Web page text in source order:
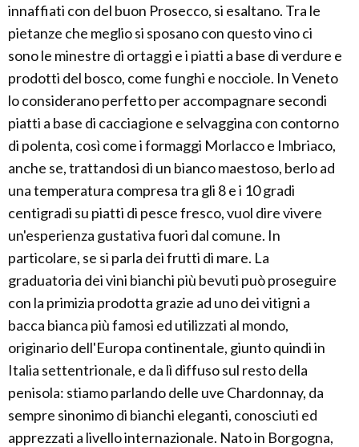
innaffiati con del buon Prosecco, si esaltano. Tra le
pietanze che meglio si sposano con questo vino ci
sono le minestre di ortaggi e i piatti a base di verdure e
prodotti del bosco, come funghi e nocciole. In Veneto
lo considerano perfetto per accompagnare secondi
piatti a base di cacciagione e selvaggina con contorno
di polenta, così come i formaggi Morlacco e Imbriaco,
anche se, trattandosi di un bianco maestoso, berlo ad
una temperatura compresa tra gli 8 e i 10 gradi
centigradi su piatti di pesce fresco, vuol dire vivere
un'esperienza gustativa fuori dal comune. In
particolare, se si parla dei frutti di mare. La
graduatoria dei vini bianchi più bevuti può proseguire
con la primizia prodotta grazie ad uno dei vitigni a
bacca bianca più famosi ed utilizzati al mondo,
originario dell'Europa continentale, giunto quindi in
Italia settentrionale, e da lì diffuso sul resto della
penisola: stiamo parlando delle uve Chardonnay, da
sempre sinonimo di bianchi eleganti, conosciuti ed
apprezzati a livello internazionale. Nato in Borgogna,